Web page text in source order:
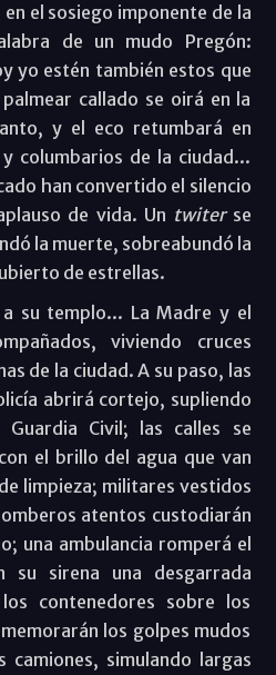
el sosiego imponente de la
de un mudo Pregón:
yo estén también estos que
callado se oirá en la
y el eco retumbará en
columbarios de la ciudad...
han convertido el silencio
de vida. Un twiterse
la muerte, sobreabundó la
de estrellas.
su templo... La Madre y el
viviendo cruces
de la ciudad. A su paso, las
abrirá cortejo, supliendo
Civil; las calles se
el brillo del agua que van
limpieza; militares vestidos
atentos custodiarán
una ambulancia romperá el
su sirena una desgarrada
contenedores sobre los
los golpes mudos
camiones, simulando largas